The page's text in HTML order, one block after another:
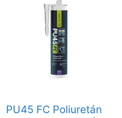
PU45 FC Poliuretán